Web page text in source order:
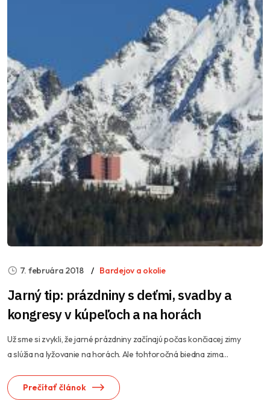
7. februára 2018 Bardejov a okolie
Jarný tip: prázdniny s deťmi, svadby a
kongresy v kúpeľoch a na horách
Už sme si zvykli, že jarné prázdniny začínajú počas končiacej zimy
a slúžia na lyžovanie na horách. Ale tohtoročná biedna zima...
Prečítať článok